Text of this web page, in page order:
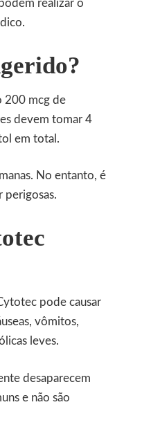
realizar o
200 mcg de
devem tomar 4
em total.
No entanto, é
perigosas.
pode causar
vômitos,
leves.
desaparecem
e não são